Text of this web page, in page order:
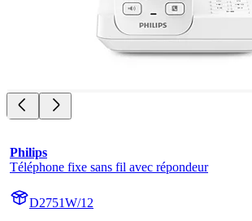
Philips
Téléphone fixe sans fil avec répondeur
D2751W/12